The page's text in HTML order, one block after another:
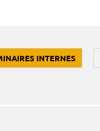
INTERNES